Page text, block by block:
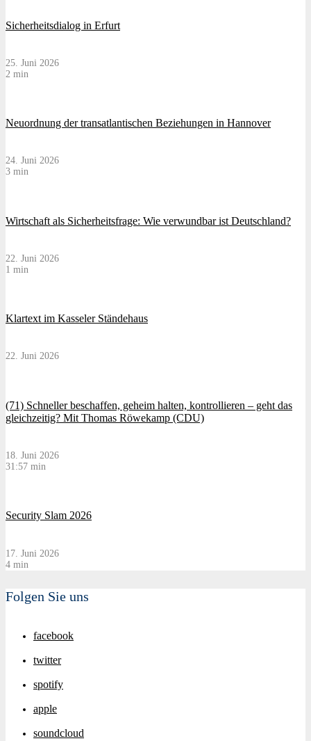
Sicherheitsdialog in Erfurt
25. Juni 2026
2 min
Neuordnung der transatlantischen Beziehungen in Hannover
24. Juni 2026
3 min
Wirtschaft als Sicherheitsfrage: Wie verwundbar ist Deutschland?
22. Juni 2026
1 min
Klartext im Kasseler Ständehaus
22. Juni 2026
(71) Schneller beschaffen, geheim halten, kontrollieren – geht das
gleichzeitig? Mit Thomas Röwekamp (CDU)
18. Juni 2026
31:57 min
Security Slam 2026
17. Juni 2026
4 min
Folgen Sie uns
facebook
twitter
spotify
apple
soundcloud